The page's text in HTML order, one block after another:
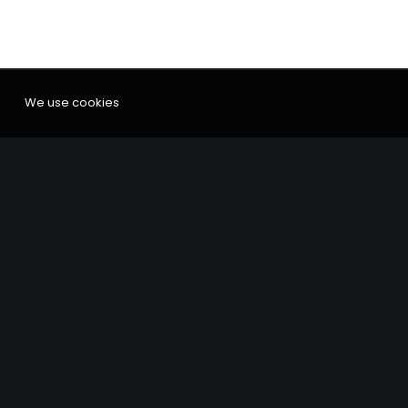
We use cookies